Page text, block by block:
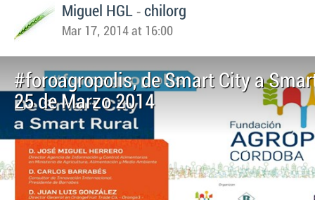
Miguel HGL - chilorg
Mar 17, 2014 at 16:00
#foroagropolis, de Smart City a
25 de Marzo 2014